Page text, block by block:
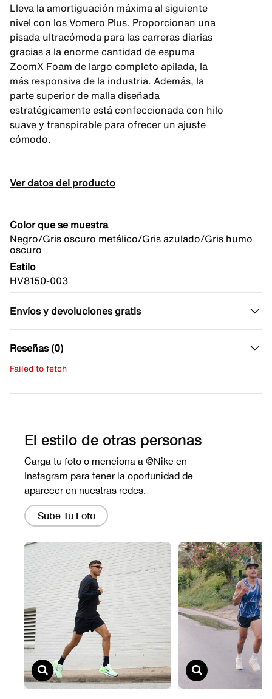
Lleva la amortiguación máxima al siguiente
nivel con los Vomero Plus. Proporcionan una
pisada ultracómoda para las carreras diarias
gracias a la enorme cantidad de espuma
ZoomX Foam de largo completo apilada, la
más responsiva de la industria. Además, la
parte superior de malla diseñada
estratégicamente está confeccionada con hilo
suave y transpirable para ofrecer un ajuste
cómodo.
Ver datos del producto
Color que se muestra
Negro/Gris oscuro metálico/Gris azulado/Gris humo
oscuro
Estilo
HV8150-003
Envíos y devoluciones gratis
Reseñas (0)
Failed to fetch